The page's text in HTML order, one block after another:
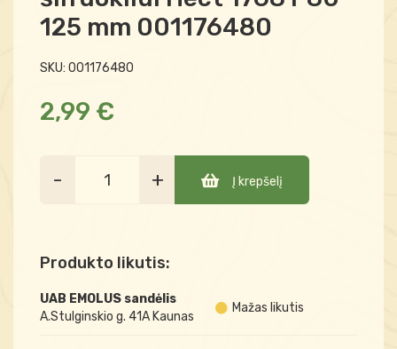
125 mm 001176480
SKU: 001176480
2,99 €
- + Į krepšelį
Produkto likutis:
UAB EMOLUS sandėlis
A.Stulginskio g. 41A Kaunas
Mažas likutis